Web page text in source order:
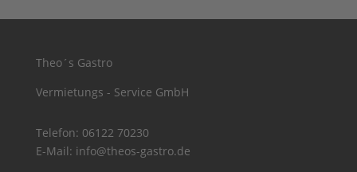
Theo´s Gastro
Vermietungs - Service GmbH
Telefon: 06122 70230
E-Mail: info@theos-gastro.de